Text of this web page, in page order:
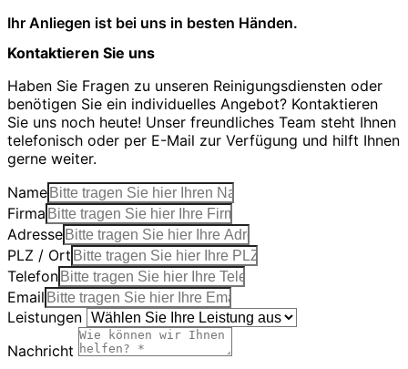
Ihr Anliegen ist bei uns in besten Händen.
Kontaktieren Sie uns
Haben Sie Fragen zu unseren Reinigungsdiensten oder
benötigen Sie ein individuelles Angebot? Kontaktieren
Sie uns noch heute! Unser freundliches Team steht Ihnen
telefonisch oder per E-Mail zur Verfügung und hilft Ihnen
gerne weiter.
Name
Firma
Adresse
PLZ / Ort
Telefon
Email
Leistungen
Nachricht